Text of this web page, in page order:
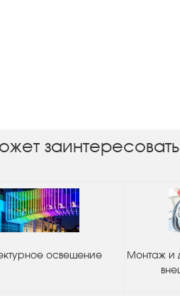
заинтересовать
освещение
Монтаж и